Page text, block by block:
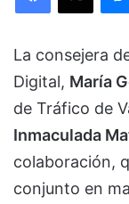
La consejera
Digital, María
de Tráfico de
Inmaculada
colaboración,
conjunto en